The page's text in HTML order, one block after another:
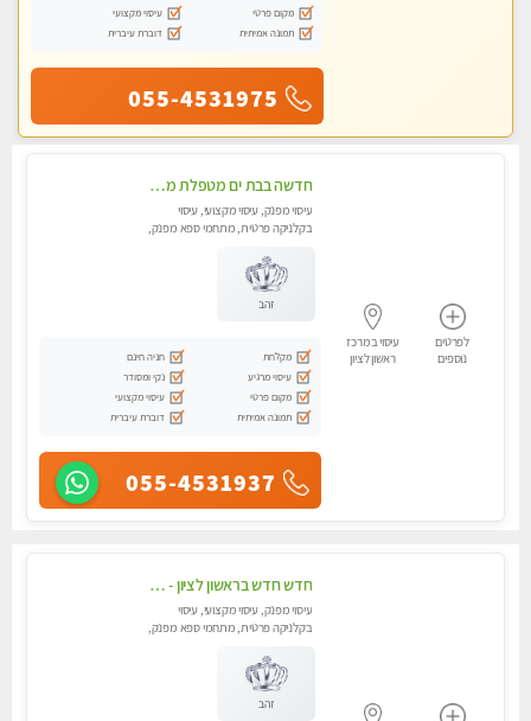
מקום פרטי
עיסוי מקצועי
תמונה אמיתית
דוברת עיברית
055-4531975
לפרטים
נוספים
עיסוי במרכז
ראשון לציון
חדשה בבת ים מטפלת מקצוענית ידי זהב VIP-מומלץ לחלוטין! פרטי! ​​​​​​ Highly recommended
עיסוי מפנק, עיסוי מקצועי, עיסוי
בקלניקה פרטית, מתחמי ספא מפנק,
זהב
מקלחת
חניה חינם
עיסוי מרגיע
נקי ומסודר
מקום פרטי
עיסוי מקצועי
תמונה אמיתית
דוברת עיברית
055-4531937
חדש חדש בראשון לציון - כל סוגי העיסויים מעסה מקצועית ואיכותית פרטי!!!לא עונה לחסוי !
עיסוי מפנק, עיסוי מקצועי, עיסוי
בקלניקה פרטית, מתחמי ספא מפנק,
זהב